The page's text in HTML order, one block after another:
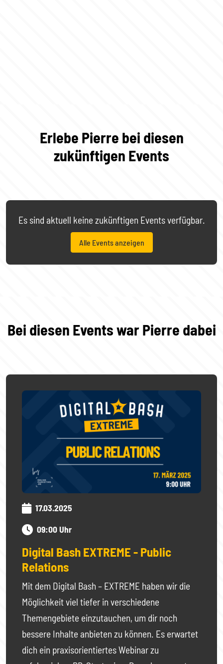
Erlebe Pierre bei diesen
zukünftigen Events
Es sind aktuell keine zukünftigen Events verfügbar.
Alle Events anzeigen
Bei diesen Events war Pierre dabei
17.03.2025
09:00 Uhr
Digital Bash EXTREME - Public
Relations
Mit dem Digital Bash – EXTREME haben wir die
Möglichkeit viel tiefer in verschiedene
Themengebiete einzutauchen, um dir noch
bessere Inhalte anbieten zu können. Es erwartet
dich ein praxisorientiertes Webinar zu